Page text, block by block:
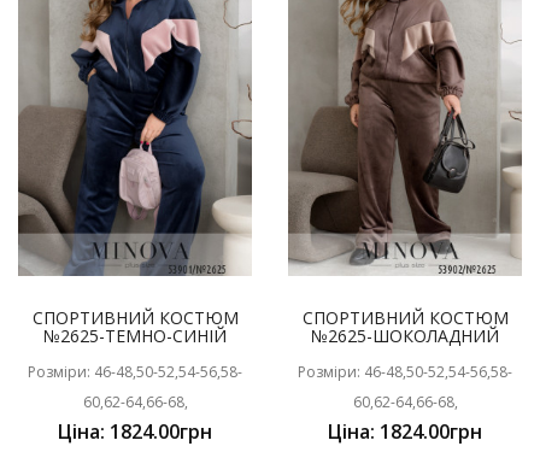
СПОРТИВНИЙ КОСТЮМ
№2625-ТЕМНО-СИНІЙ
Розміри: 46-48,50-52,54-56,58-
60,62-64,66-68,
Ціна: 1824.00грн
СПОРТИВНИЙ КОСТЮМ
№2625-ШОКОЛАДНИЙ
Розміри: 46-48,50-52,54-56,58-
60,62-64,66-68,
Ціна: 1824.00грн